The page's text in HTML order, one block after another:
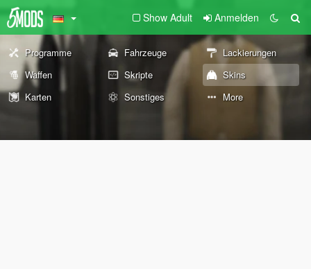
Show Adult Anmelden
Programme Fahrzeuge
Lackierungen
Waffen
Skripte
Skins
Karten
Sonstiges More